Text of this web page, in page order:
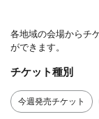
各地域の会場からチ
ができます。
チケット種別
今週発売チケット